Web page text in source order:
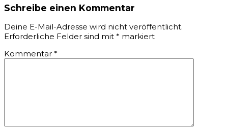
Schreibe einen Kommentar
Deine E-Mail-Adresse wird nicht veröffentlicht.
Erforderliche Felder sind mit * markiert
Kommentar *